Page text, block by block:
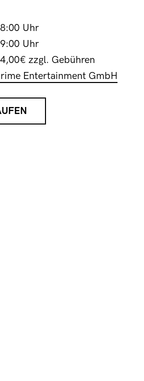
Uhr
Uhr
zzgl. Gebühren
Entertainment GmbH